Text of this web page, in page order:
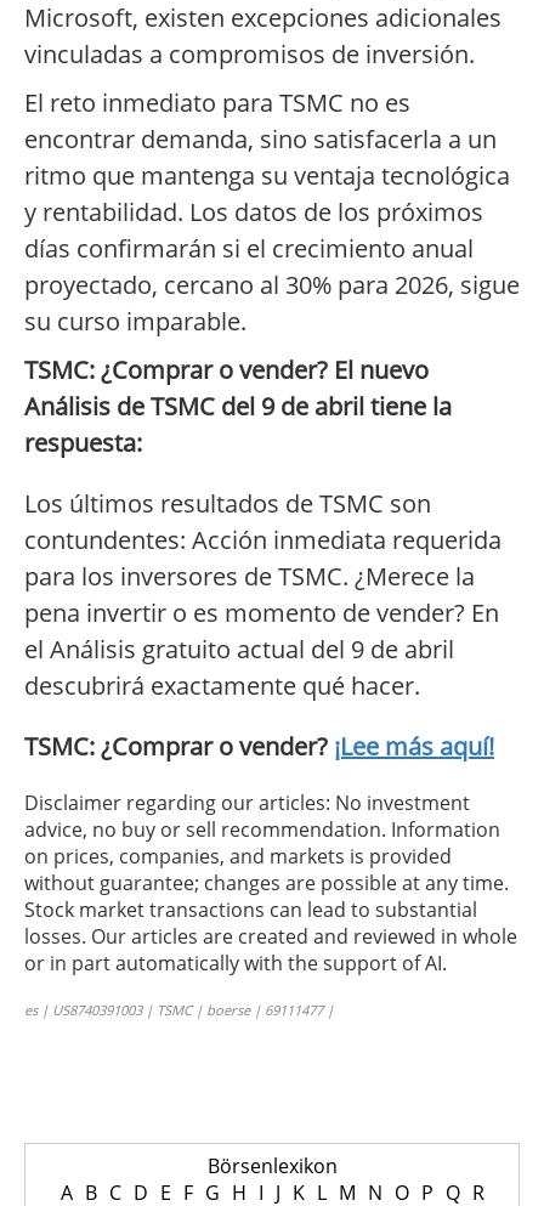
Microsoft, existen excepciones adicionales
vinculadas a compromisos de inversión.
El reto inmediato para TSMC no es
encontrar demanda, sino satisfacerla a un
ritmo que mantenga su ventaja tecnológica
y rentabilidad. Los datos de los próximos
días confirmarán si el crecimiento anual
proyectado, cercano al 30% para 2026, sigue
su curso imparable.
TSMC: ¿Comprar o vender? El nuevo
Análisis de TSMC del 9 de abril tiene la
respuesta:
Los últimos resultados de TSMC son
contundentes: Acción inmediata requerida
para los inversores de TSMC. ¿Merece la
pena invertir o es momento de vender? En
el Análisis gratuito actual del 9 de abril
descubrirá exactamente qué hacer.
TSMC: ¿Comprar o vender? ¡Lee más aquí!
Disclaimer regarding our articles: No investment
advice, no buy or sell recommendation. Information
on prices, companies, and markets is provided
without guarantee; changes are possible at any time.
Stock market transactions can lead to substantial
losses. Our articles are created and reviewed in whole
or in part automatically with the support of AI.
es | US8740391003 | TSMC | boerse | 69111477 |
Börsenlexikon
A B C D E F G H I J K L M N O P Q R